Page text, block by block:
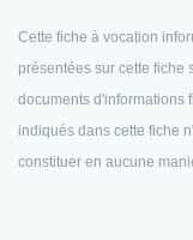
Cette fiche à vocation
présentées sur cette fiche
documents d'informations
indiqués dans cette fiche
constituer en aucune